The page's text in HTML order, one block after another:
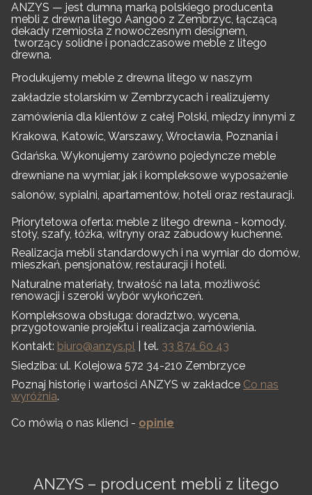
ANZYS — jest dumną marką polskiego producenta
mebli z drewna litego Aangoo z Zembrzyc, łączącą
dekady rzemiosła z nowoczesnym designem,
tworzący solidne i ponadczasowe meble z litego
drewna.
Produkujemy meble z drewna litego w naszym
zakładzie stolarskim w Zembrzycach i realizujemy
zamówienia dla klientów z całej Polski, między innymi z
Krakowa, Katowic, Warszawy, Wrocławia, Poznania i
Gdańska. Wykonujemy zarówno pojedyncze meble
drewniane na wymiar, jak i kompleksowe wyposażenie
salonów, sypialni, apartamentów, hoteli oraz restauracji.
Priorytetowa oferta: meble z litego drewna - komody,
stoły, szafy, łóżka, witryny oraz zabudowy kuchenne.
Realizacja mebli standardowych i na wymiar do domów,
mieszkań, pensjonatów, restauracji i hoteli.
Naturalne materiały, trwałość na lata, możliwość
renowacji i szeroki wybór wykończeń.
Kompleksowa obsługa: doradztwo, wycena,
przygotowanie projektu i realizacja zamówienia.
Kontakt: biuro@anzys.pl | tel. 33 874 60 43
Siedziba: ul. Kolejowa 572 34-210 Zembrzyce
Poznaj historię i wartości ANZYS w zakładce Co nas
wyróżnia.
Co mówią o nas klienci - opinie
ANZYS – producent mebli z litego